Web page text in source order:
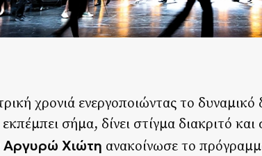
χρονιά ενεργοποιώντας το
σήμα, δίνει στίγμα διακριτό
Αργυρώ Χιώτη ανακοίνωσε το